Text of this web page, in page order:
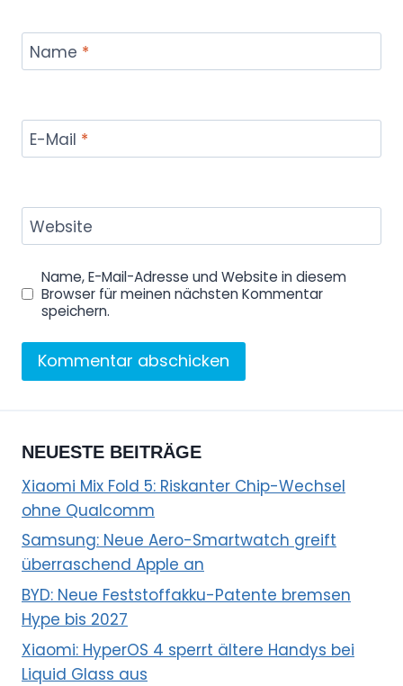
Name *
E-Mail *
Website
Name, E-Mail-Adresse und Website in diesem
Browser für meinen nächsten Kommentar
speichern.
NEUESTE BEITRÄGE
Xiaomi Mix Fold 5: Riskanter Chip-Wechsel
ohne Qualcomm
Samsung: Neue Aero-Smartwatch greift
überraschend Apple an
BYD: Neue Feststoffakku-Patente bremsen
Hype bis 2027
Xiaomi: HyperOS 4 sperrt ältere Handys bei
Liquid Glass aus